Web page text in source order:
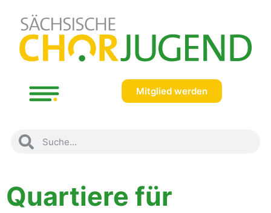
Mitglied werden
Quartiere für